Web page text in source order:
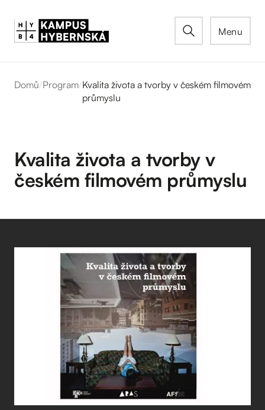
Menu
Domů/Program/Kvalita života a tvorby v českém filmovém
průmyslu
Kvalita života a tvorby v
českém filmovém průmyslu